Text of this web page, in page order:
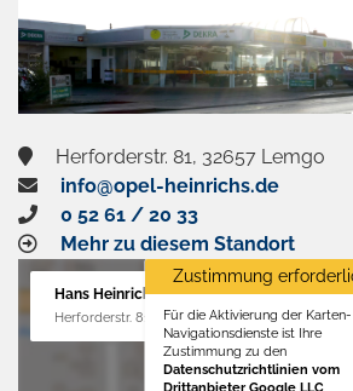
Herforderstr. 81, 32657 Lemgo
info@opel-heinrichs.de
0 52 61 / 20 33
Mehr zu diesem Standort
Hans Heinrichs GmbH
Herforderstr. 81, 32657 Lemgo
Zustimmung
Für die Aktivierung der
Navigationsdienste ist Ihre
Zustimmung zu den
Datenschutzrichtlinien vom
Drittanbieter Google LLC